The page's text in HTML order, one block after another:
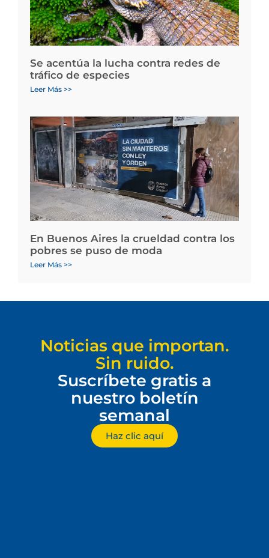
Se acentúa la lucha contra redes de
tráfico de especies
Leer Más >>
En Buenos Aires la crueldad contra los
pobres se puso de moda
Leer Más >>
Noticias que importan.
Sin ruido.
Suscríbete gratis a
nuestro boletín
semanal
Haz clic aquí